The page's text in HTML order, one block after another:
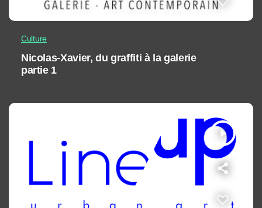
Culture
Nicolas-Xavier, du graffiti à la galerie
partie 1
play_arrow